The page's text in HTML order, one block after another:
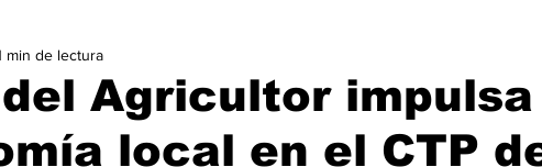
Agricultor impulsa
local en el CTP
min de lectura